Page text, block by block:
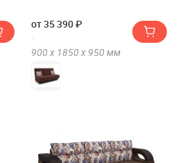
от 35 390 ₽
900 х 1850 х 950 мм